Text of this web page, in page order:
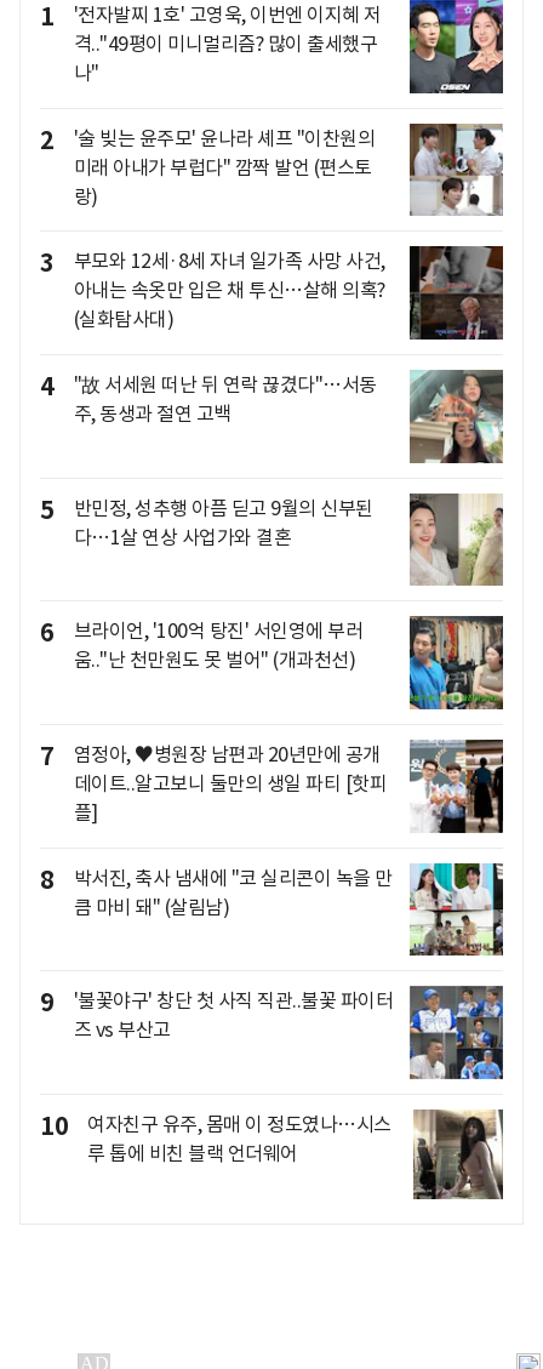
1
'전자발찌 1호' 고영욱, 이번엔 이지혜 저
격.."49평이 미니멀리즘? 많이 출세했구
나"
2
'술 빚는 윤주모' 윤나라 셰프 "이찬원의
미래 아내가 부럽다" 깜짝 발언 (편스토
랑)
3
부모와 12세·8세 자녀 일가족 사망 사건,
아내는 속옷만 입은 채 투신…살해 의혹?
(실화탐사대)
4
"故 서세원 떠난 뒤 연락 끊겼다"…서동
주, 동생과 절연 고백
5
반민정, 성추행 아픔 딛고 9월의 신부된
다…1살 연상 사업가와 결혼
6
브라이언, '100억 탕진' 서인영에 부러
움.."난 천만원도 못 벌어" (개과천선)
7
염정아, ♥병원장 남편과 20년만에 공개
데이트..알고보니 둘만의 생일 파티 [핫피
플]
8
박서진, 축사 냄새에 "코 실리콘이 녹을 만
큼 마비 돼" (살림남)
9
'불꽃야구' 창단 첫 사직 직관..불꽃 파이터
즈 vs 부산고
10
여자친구 유주, 몸매 이 정도였나…시스
루 톱에 비친 블랙 언더웨어